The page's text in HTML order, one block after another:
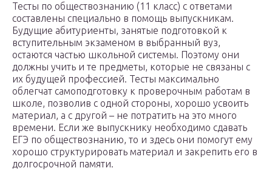
Тесты по обществознанию (11 класс) с ответами
составлены специально в помощь выпускникам.
Будущие абитуриенты, занятые подготовкой к
вступительным экзаменом в выбранный вуз,
остаются частью школьной системы. Поэтому они
должны учить и те предметы, которые не связаны с
их будущей профессией. Тесты максимально
облегчат самоподготовку к проверочным работам в
школе, позволив с одной стороны, хорошо усвоить
материал, а с другой – не потратить на это много
времени. Если же выпускнику необходимо сдавать
ЕГЭ по обществознанию, то и здесь они помогут ему
хорошо структурировать материал и закрепить его в
долгосрочной памяти.